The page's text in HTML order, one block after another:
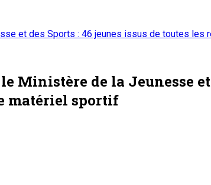
et des Sports : 46 jeunes issus de toutes
Ministère de la Jeunesse
matériel sportif